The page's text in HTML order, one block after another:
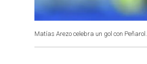
Matías Arezo celebra un gol con Peñarol.